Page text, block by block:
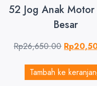
52 Jog Anak
Besar
Rp26,650.00 Rp
Tambah ke